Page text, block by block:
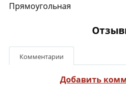
Прямоугольная
Комментарии
Добавить